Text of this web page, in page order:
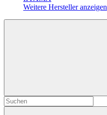
Weitere Hersteller anzeigen